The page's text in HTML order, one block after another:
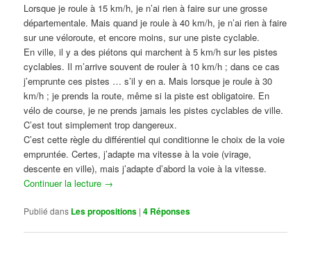
Lorsque je roule à 15 km/h, je n’ai rien à faire sur une grosse
départementale. Mais quand je roule à 40 km/h, je n’ai rien à faire
sur une véloroute, et encore moins, sur une piste cyclable.
En ville, il y a des piétons qui marchent à 5 km/h sur les pistes
cyclables. Il m’arrive souvent de rouler à 10 km/h ; dans ce cas
j’emprunte ces pistes … s’il y en a. Mais lorsque je roule à 30
km/h ; je prends la route, même si la piste est obligatoire. En
vélo de course, je ne prends jamais les pistes cyclables de ville.
C’est tout simplement trop dangereux.
C’est cette règle du différentiel qui conditionne le choix de la voie
empruntée. Certes, j’adapte ma vitesse à la voie (virage,
descente en ville), mais j’adapte d’abord la voie à la vitesse.
Continuer la lecture →
Publié dans Les propositions |4 Réponses